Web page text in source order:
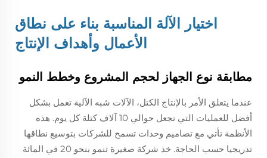
اختيار الآلة المناسبة بناء على نطاق
الأعمال وأهداف الإنتاج
مطابقة نوع الجهاز لحجم المشروع وخطط النمو
عندما يتعلق الأمر بالإنتاج الكتل، الآلات شبه الآلية تعمل بشكل
أفضل للعمليات التي تجعل حوالي 10 آلاف كتلة كل يوم. هذه
الأنظمة تأتي مع تصاميم وحدات تسمح للشركات بتوسيع نطاقها
تدريجيا حسب الحاجة. خذ شركة صغيرة تنمو بنحو 20 في المائة